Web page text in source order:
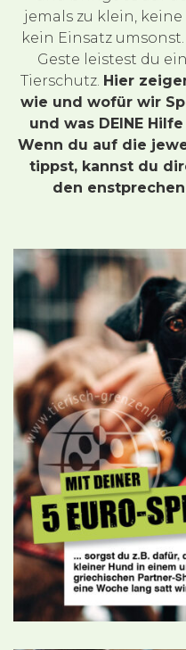
jemals zu klein,
kein Einsatz
Geste leistest du
Tierschutz. Hier
wie und wofür wir
und was DEINE
Wenn du auf die
tippst, kannst du
den